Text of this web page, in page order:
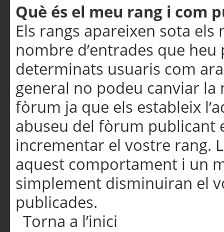
Què és el meu rang i com
Els rangs apareixen sota
nombre d’entrades que
determinats usuaris com
general no podeu canviar
fòrum ja que els estableix
abuseu del fòrum publicant
incrementar el vostre rang.
aquest comportament i un
simplement disminuiran el
publicades.
Torna a l’inici